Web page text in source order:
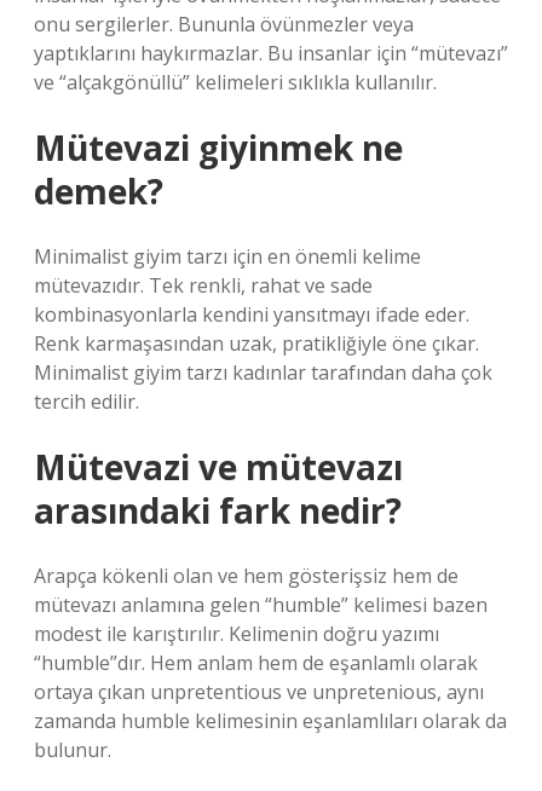
onu sergilerler. Bununla övünmezler veya
yaptıklarını haykırmazlar. Bu insanlar için “mütevazı”
ve “alçakgönüllü” kelimeleri sıklıkla kullanılır.
Mütevazi giyinmek ne
demek?
Minimalist giyim tarzı için en önemli kelime
mütevazıdır. Tek renkli, rahat ve sade
kombinasyonlarla kendini yansıtmayı ifade eder.
Renk karmaşasından uzak, pratikliğiyle öne çıkar.
Minimalist giyim tarzı kadınlar tarafından daha çok
tercih edilir.
Mütevazi ve mütevazı
arasındaki fark nedir?
Arapça kökenli olan ve hem gösterişsiz hem de
mütevazı anlamına gelen “humble” kelimesi bazen
modest ile karıştırılır. Kelimenin doğru yazımı
“humble”dır. Hem anlam hem de eşanlamlı olarak
ortaya çıkan unpretentious ve unpretenious, aynı
zamanda humble kelimesinin eşanlamlıları olarak da
bulunur.